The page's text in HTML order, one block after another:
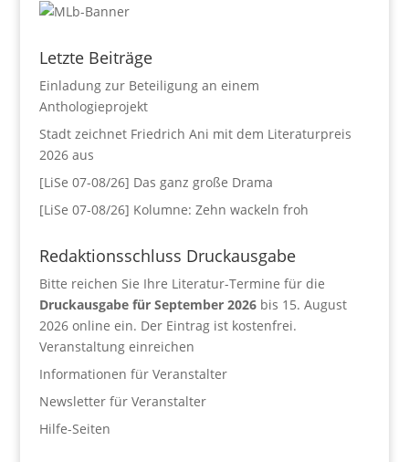
Letzte Beiträge
Einladung zur Beteiligung an einem
Anthologieprojekt
Stadt zeichnet Friedrich Ani mit dem Literaturpreis
2026 aus
[LiSe 07-08/26] Das ganz große Drama
[LiSe 07-08/26] Kolumne: Zehn wackeln froh
Redaktionsschluss Druckausgabe
Bitte reichen Sie Ihre Literatur-Termine für die
Druckausgabe für September 2026bis 15. August
2026 online ein. Der Eintrag ist kostenfrei.
Veranstaltung einreichen
Informationen für Veranstalter
Newsletter für Veranstalter
Hilfe-Seiten